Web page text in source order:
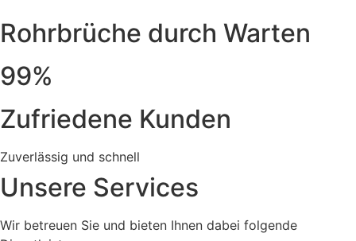
Rohrbrüche durch Warten
99%
Zufriedene Kunden
Zuverlässig und schnell
Unsere Services
Wir betreuen Sie und bieten Ihnen dabei folgende